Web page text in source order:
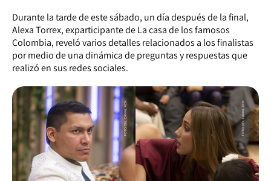
Durante la tarde de este sábado, un día después de la final,
Alexa Torrex, exparticipante de La casa de los famosos
Colombia, reveló varios detalles relacionados a los finalistas
por medio de una dinámica de preguntas y respuestas que
realizó en sus redes sociales.